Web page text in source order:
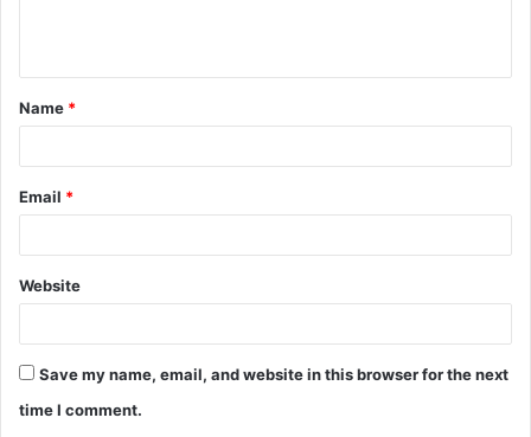
t
*
Name *
Email *
Website
Save my name, email, and website in this browser for the next
time I comment.